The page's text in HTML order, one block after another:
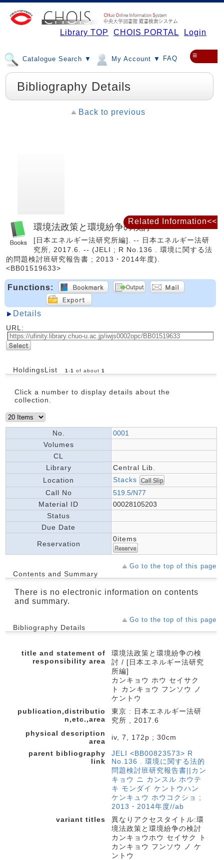
Library TOP CHOIS PORTAL Login
Catalogue Search ▼ My Account ▼ FAQ ≡
Bibliography Details
Back to previous
環境法政策と環境紛争の検討
[日本エネルギー法研究所編]. -- 日本エネルギー法研
究所, 2017.6. -- (JELI ; R No.136 . 環境に関する法
的問題検討班研究報告書 ; 2013・2014年度).
<BB01519633>
Functions:
Details
URL:
HoldingsList 1 -1 of about 1
Click a number to display details about the
collection.
No.
0001
Volumes
CL
Library
Central Lib.
Location
Stacks
Call No
519.5/N77
Material ID
00028105203
Status
Due Date
Reservation
0items
Go to the top of this page
Contents and Summary
There is no electronic information on contents
and summary.
Go to the top of this page
Bibliography Details
title and statement of
responsibility area
環境法政策と環境紛争の検
討 / [日本エネルギー法研究
所編]
カンキョウ ホウ セイサク
ト カンキョウ フンソウ ノ
ケントウ
publication,distributio
n,etc.,area
東京 : 日本エネルギー法研
究所 , 2017.6
physical description
area
iv, 7, 172p ; 30cm
parent bibliography
link
JELI <BB00823573> R
No.136 . 環境に関する法的
問題検討班研究報告書||カン
キョウ ニ カンスル ホウテ
キ モンダイ ケントウハン
ケンキュウ ホウコクショ ;
2013・2014年度//ab
variant titles
異なりアクセスタイトル:環
境法政策と環境紛争の検討
カンキョウホウ セイサク ト
カンキョウ フンソウ ノ ケ
ントウ
Related Information<<